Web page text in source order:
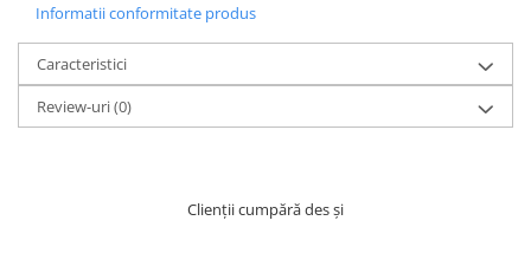
Informatii conformitate produs
Caracteristici
Review-uri(0)
Clienții cumpără des și